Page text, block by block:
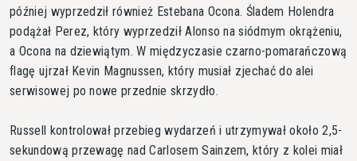
później wyprzedził również Estebana Ocona. Śladem Holendra
podążał Perez, który wyprzedził Alonso na siódmym okrążeniu,
a Ocona na dziewiątym. W międzyczasie czarno-pomarańczową
flagę ujrzał Kevin Magnussen, który musiał zjechać do alei
serwisowej po nowe przednie skrzydło.
Russell kontrolował przebieg wydarzeń i utrzymywał około 2,5-
sekundową przewagę nad Carlosem Sainzem, który z kolei miał